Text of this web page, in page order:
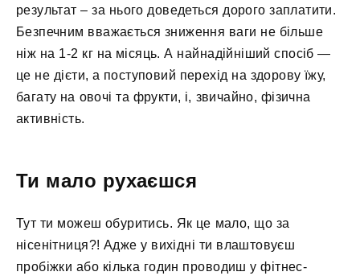
результат – за нього доведеться дорого заплатити.
Безпечним вважається зниження ваги не більше
ніж на 1-2 кг на місяць. А найнадійніший спосіб —
це не дієти, а поступовий перехід на здорову їжу,
багату на овочі та фрукти, і, звичайно, фізична
активність.
Ти мало рухаєшся
Тут ти можеш обуритись. Як це мало, що за
нісенітниця?! Адже у вихідні ти влаштовуєш
пробіжки або кілька годин проводиш у фітнес-